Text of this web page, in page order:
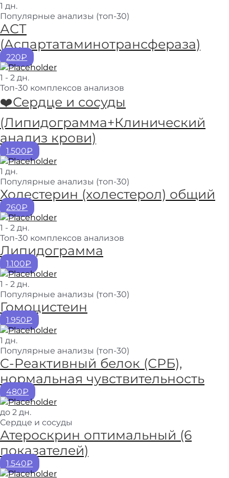
1 дн.
Популярные анализы (топ-30)
АСТ
(Аспартатаминотрансфераза)
220₽
1 - 2 дн.
Топ-30 комплексов анализов
❤️Сердце и сосуды
(Липидограмма+Клинический
анализ крови)
1.500₽
1 дн.
Популярные анализы (топ-30)
Холестерин (холестерол) общий
260₽
1 - 2 дн.
Топ-30 комплексов анализов
Липидограмма
1.100₽
1 - 2 дн.
Популярные анализы (топ-30)
Гомоцистеин
1.950₽
1 дн.
Популярные анализы (топ-30)
C-Реактивный белок (СРБ),
нормальная чувствительность
480₽
до 2 дн.
Сердце и сосуды
Атероскрин оптимальный (6
показателей)
1.540₽